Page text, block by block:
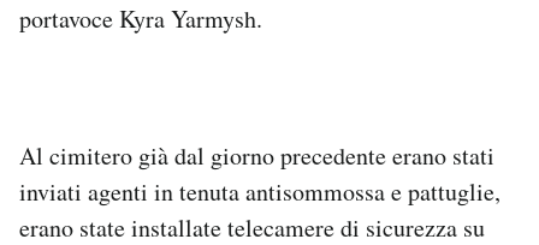
portavoce Kyra Yarmysh.
Al cimitero già dal giorno precedente erano stati
inviati agenti in tenuta antisommossa e pattuglie,
erano state installate telecamere di sicurezza su